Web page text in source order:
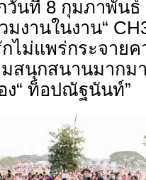
นที่ 8 กุมภาพันธ์
งานในงาน“
ไม่แพร่กระจาย
สนุกสนานมากม
ง“ ท็อปณัฐนันท์”